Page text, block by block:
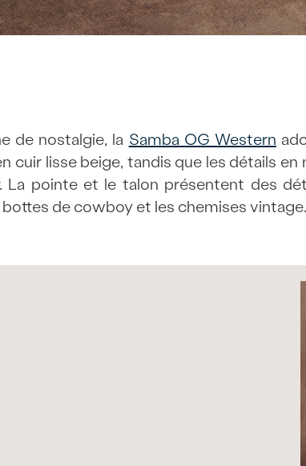
de nostalgie, la Samba OG Western
cuir lisse beige, tandis que les détails
pointe et le talon présentent des
de cowboy et les chemises vintage.